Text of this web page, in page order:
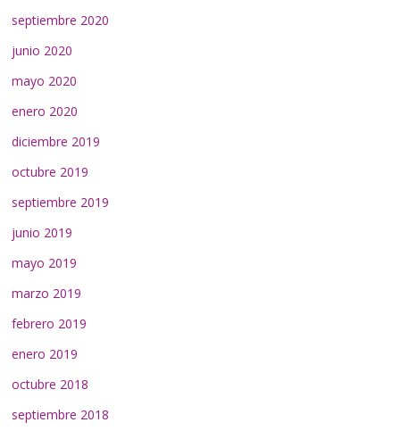
septiembre 2020
junio 2020
mayo 2020
enero 2020
diciembre 2019
octubre 2019
septiembre 2019
junio 2019
mayo 2019
marzo 2019
febrero 2019
enero 2019
octubre 2018
septiembre 2018